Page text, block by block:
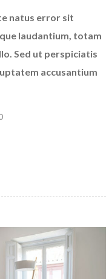
natus error sit
laudantium, totam
Sed ut perspiciatis
accusantium